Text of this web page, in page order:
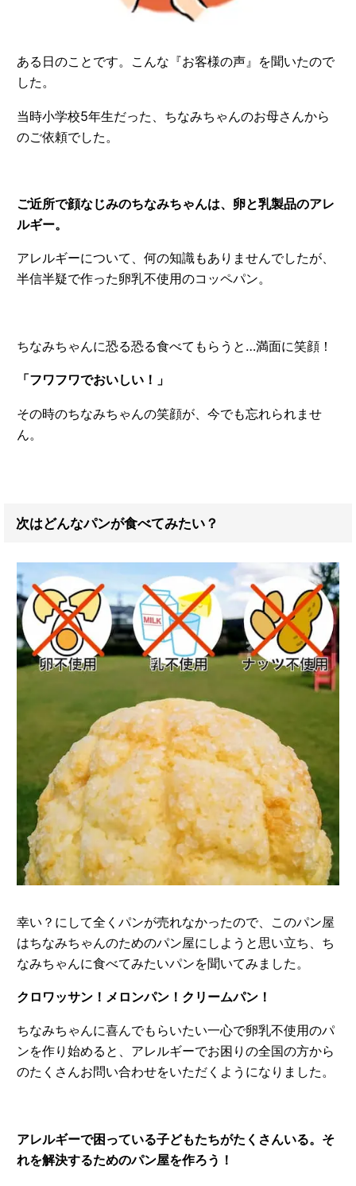
ある日のことです。こんな『お客様の声』を聞いたので
した。
当時小学校5年生だった、ちなみちゃんのお母さんから
のご依頼でした。
ご近所で顔なじみのちなみちゃんは、卵と乳製品のアレ
ルギー。
アレルギーについて、何の知識もありませんでしたが、
半信半疑で作った卵乳不使用のコッペパン。
ちなみちゃんに恐る恐る食べてもらうと…満面に笑顔！
「フワフワでおいしい！」
その時のちなみちゃんの笑顔が、今でも忘れられませ
ん。
次はどんなパンが食べてみたい？
幸い？にして全くパンが売れなかったので、このパン屋
はちなみちゃんのためのパン屋にしようと思い立ち、ち
なみちゃんに食べてみたいパンを聞いてみました。
クロワッサン！メロンパン！クリームパン！
ちなみちゃんに喜んでもらいたい一心で卵乳不使用のパ
ンを作り始めると、アレルギーでお困りの全国の方から
のたくさんお問い合わせをいただくようになりました。
アレルギーで困っている子どもたちがたくさんいる。そ
れを解決するためのパン屋を作ろう！